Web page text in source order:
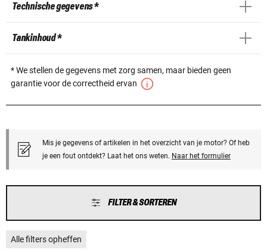
Technische gegevens *
Tankinhoud *
* We stellen de gegevens met zorg samen, maar bieden geen
garantie voor de correctheid ervan
Mis je gegevens of artikelen in het overzicht van je motor? Of heb
je een fout ontdekt? Laat het ons weten. Naar het formulier
FILTER & SORTEREN
Alle filters opheffen